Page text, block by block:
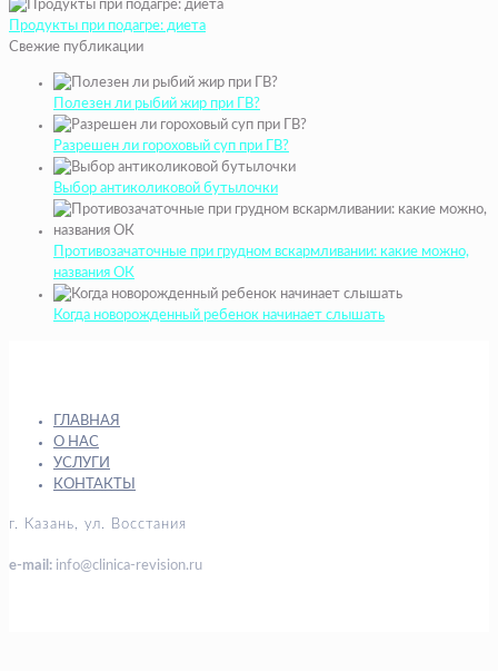
Продукты при подагре: диета
Свежие публикации
Полезен ли рыбий жир при ГВ?
Разрешен ли гороховый суп при ГВ?
Выбор антиколиковой бутылочки
Противозачаточные при грудном вскармливании: какие можно,
названия ОК
Когда новорожденный ребенок начинает слышать
ГЛАВНАЯ
О НАС
УСЛУГИ
КОНТАКТЫ
г. Казань, ул. Восстания
e-mail: info@clinica-revision.ru